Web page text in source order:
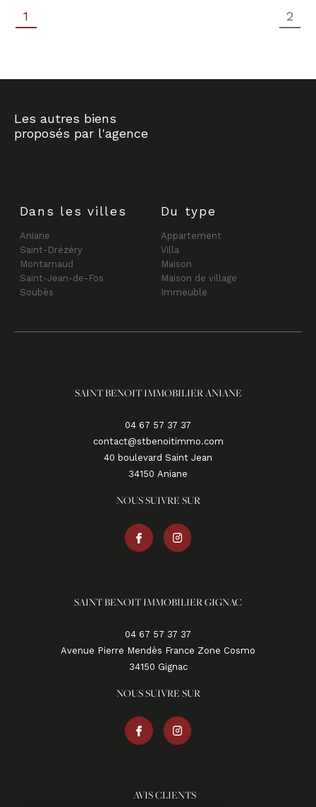
1 2
Les autres biens
proposés par l'agence
Dans les villes
Aniane
Saint-Drézéry
Montarnaud
Saint-Jean-de-Fos
Soubès
Du type
Appartement
Villa
Maison
Maison de village
Immeuble
SAINT BENOIT IMMOBILIER ANIANE
04 67 57 37 37
contact@stbenoitimmo.com
40 boulevard Saint Jean
34150
aniane
NOUS SUIVRE SUR
SAINT BENOIT IMMOBILIER GIGNAC
04 67 57 37 37
Avenue Pierre Mendès France Zone Cosmo
34150
gignac
NOUS SUIVRE SUR
AVIS CLIENTS